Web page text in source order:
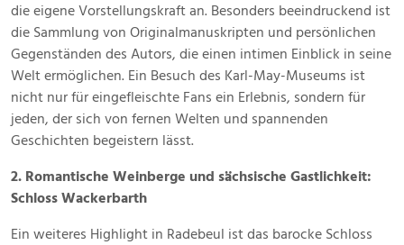
die eigene Vorstellungskraft an. Besonders beeindruckend ist
die Sammlung von Originalmanuskripten und persönlichen
Gegenständen des Autors, die einen intimen Einblick in seine
Welt ermöglichen. Ein Besuch des Karl-May-Museums ist
nicht nur für eingefleischte Fans ein Erlebnis, sondern für
jeden, der sich von fernen Welten und spannenden
Geschichten begeistern lässt.
2. Romantische Weinberge und sächsische Gastlichkeit:
Schloss Wackerbarth
Ein weiteres Highlight in Radebeul ist das barocke Schloss